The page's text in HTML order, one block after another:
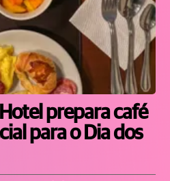
prepara café
para o Dia dos